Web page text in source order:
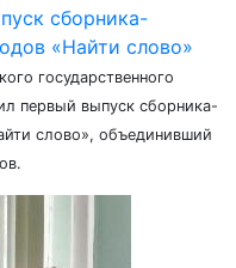
сборника-
«Найти слово»
государственного
первый выпуск сборника-
слово», объединивший